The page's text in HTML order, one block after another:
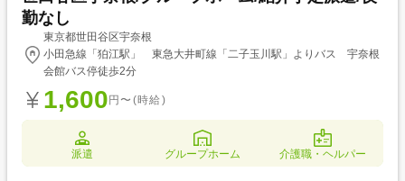
勤なし
東京都世田谷区宇奈根
小田急線「狛江駅」 東急大井町線「二子玉川駅」よりバス 宇奈根
会館バス停徒歩2分
1,600 円〜(時給)
派遣 グループホーム 介護職・ヘルパー